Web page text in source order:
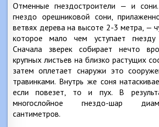
Отменные гнездостроители — и
гнездо орешниковой сони,
ветвях дерева на высоте 2-3 метра, —
которое мало чем уступает гнезду
Сначала зверек собирает нечто
крупных листьев на близко растущих
затем оплетает снаружи это
травинками. Внутрь же соня
если повезет, то и пух. В
многослойное гнездо-шар
сантиметров.